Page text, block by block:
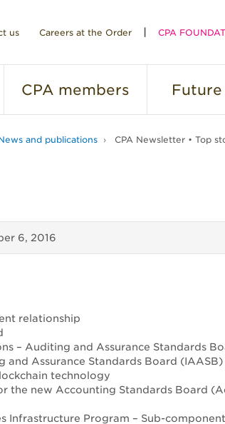
us Careers at the Order CPA
CPA members Future
and publications CPA Newsletter • Top
6, 2016
relationship
– Auditing and Assurance Standards
and Assurance Standards Board (IAASB)
technology
the new Accounting Standards Board
Infrastructure Program – Sub-